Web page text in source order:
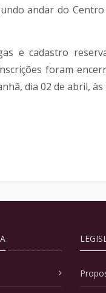
andar do Centro
e cadastro
foram
dia 02 de abril, às